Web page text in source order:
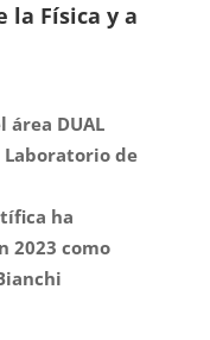
la Física y a
área DUAL
Laboratorio de
ha
2023 como